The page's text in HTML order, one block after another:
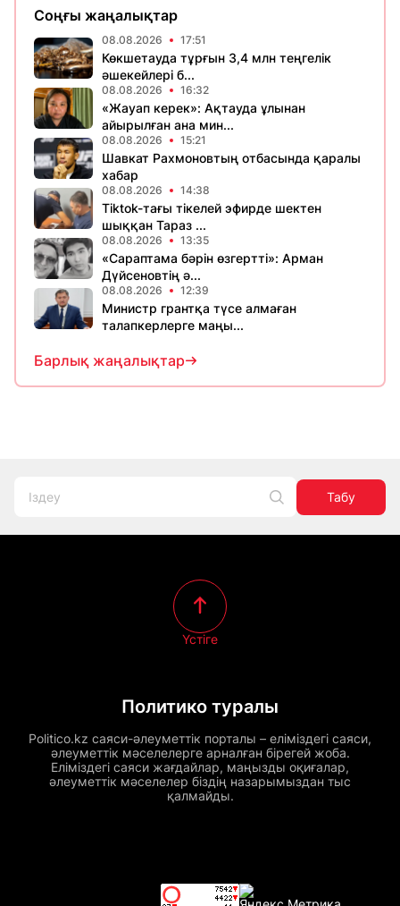
Соңғы жаңалықтар
08.08.2026 17:51
Көкшетауда тұрғын 3,4 млн теңгелік
әшекейлері б...
08.08.2026 16:32
«Жауап керек»: Ақтауда ұлынан
айырылған ана мин...
08.08.2026 15:21
Шавкат Рахмоновтың отбасында қаралы
хабар
08.08.2026 14:38
Tiktok-тағы тікелей эфирде шектен
шыққан Тараз ...
08.08.2026 13:35
«Сараптама бәрін өзгертті»: Арман
Дүйсеновтің ә...
08.08.2026 12:39
Министр грантқа түсе алмаған
талапкерлерге маңы...
Барлық жаңалықтар
Табу
Политико туралы
Politico.kz саяси-әлеуметтік порталы – еліміздегі саяси,
әлеуметтік мәселелерге арналған бірегей жоба.
Еліміздегі саяси жағдайлар, маңызды оқиғалар,
әлеуметтік мәселелер біздің назарымыздан тыс
қалмайды.
Үстіге